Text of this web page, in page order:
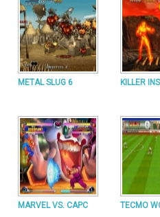
METAL SLUG 6 KILLER
MARVEL VS. CAPC TECMO